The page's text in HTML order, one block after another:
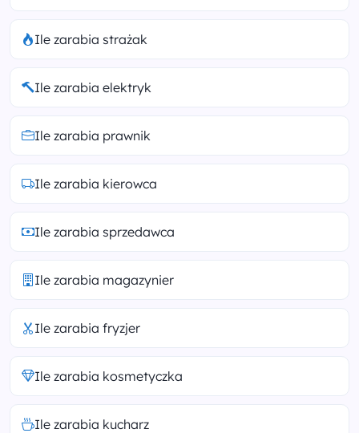
Ile zarabia strażak
Ile zarabia elektryk
Ile zarabia prawnik
Ile zarabia kierowca
Ile zarabia sprzedawca
Ile zarabia magazynier
Ile zarabia fryzjer
Ile zarabia kosmetyczka
Ile zarabia kucharz